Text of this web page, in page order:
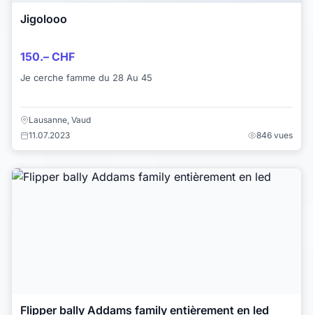
Jigolooo
150.– CHF
Je cerche famme du 28 Au 45
Lausanne, Vaud
11.07.2023
846 vues
Flipper bally Addams family entièrement en led